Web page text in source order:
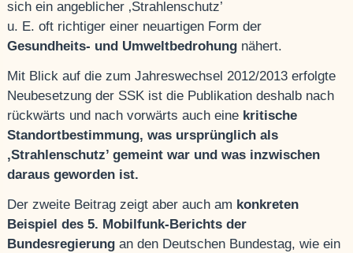
sich ein angeblicher ‚Strahlenschutz’
u. E. oft richtiger einer neuartigen Form der
Gesundheits- und Umweltbedrohung nähert.
Mit Blick auf die zum Jahreswechsel 2012/2013 erfolgte
Neubesetzung der SSK ist die Publikation deshalb nach
rückwärts und nach vorwärts auch eine kritische
Standortbestimmung, was ursprünglich als
‚Strahlenschutz’ gemeint war und was inzwischen
daraus geworden ist.
Der zweite Beitrag zeigt aber auch am konkreten
Beispiel des 5. Mobilfunk-Berichts der
Bundesregierung an den Deutschen Bundestag, wie ein